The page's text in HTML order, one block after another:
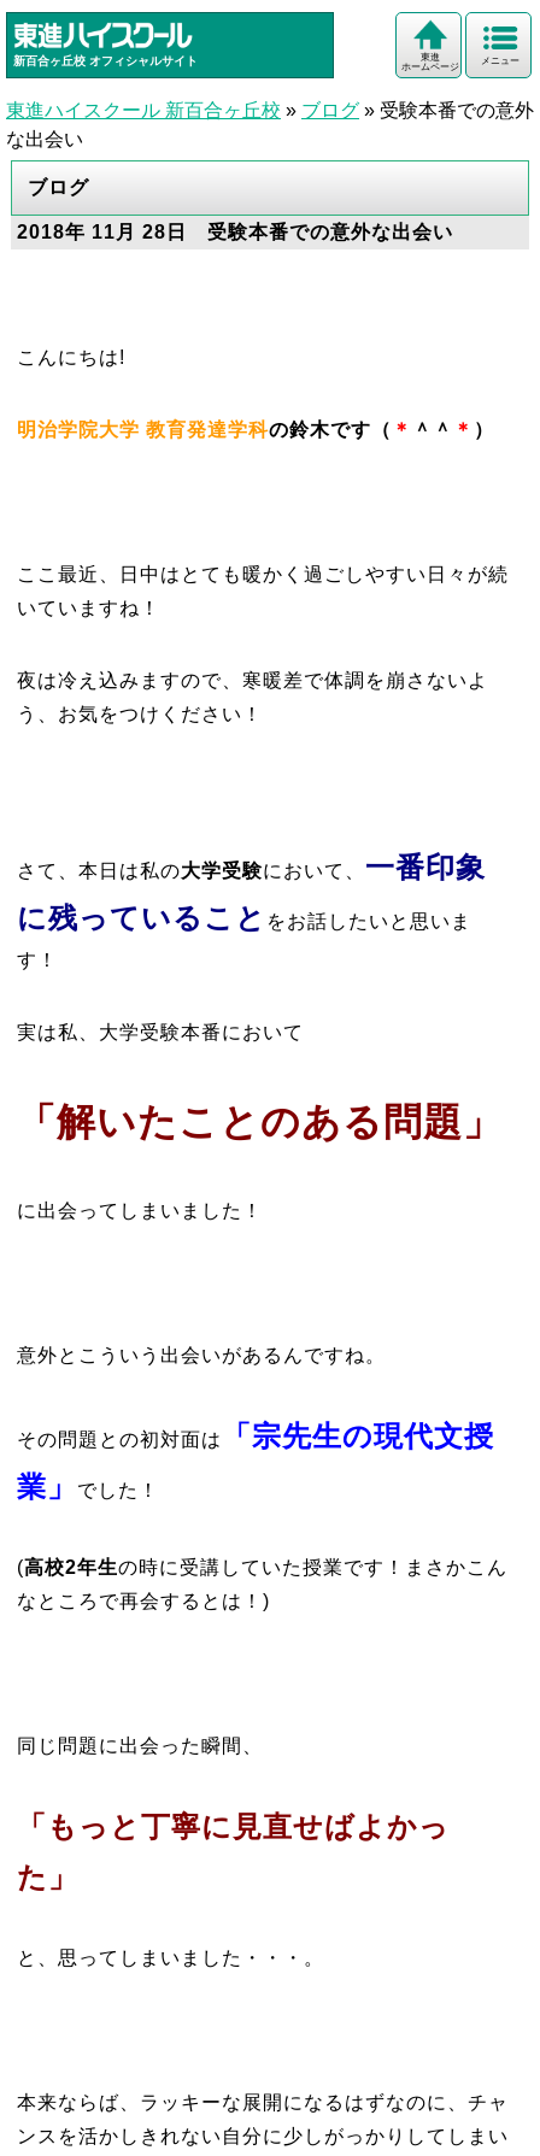
新百合ヶ丘校 オフィシャルサイト メニュー
東進
ホームページ
東進ハイスクール 新百合ヶ丘校 » ブログ » 受験本番での意外
な出会い
ブログ
2018年 11月 28日 受験本番での意外な出会い
こんにちは!
明治学院大学 教育発達学科の鈴木です（ ＊ ＾＾ ＊ ）
ここ最近、日中はとても暖かく過ごしやすい日々が続
いていますね！
夜は冷え込みますので、寒暖差で体調を崩さないよ
う、お気をつけください！
さて、本日は私の大学受験において、 一番印象
に残っていること をお話したいと思いま
す！
実は私、大学受験本番において
「解いたことのある問題」
に出会ってしまいました！
意外とこういう出会いがあるんですね。
その問題との初対面は
「宗先生の現代文授
業」
でした！
(高校2年生の時に受講していた授業です！まさかこん
なところで再会するとは！)
同じ問題に出会った瞬間、
「もっと丁寧に見直せばよかっ
た」
と、思ってしまいました・・・。
本来ならば、ラッキーな展開になるはずなのに、チャ
ンスを活かしきれない自分に少しがっかりしてしまい